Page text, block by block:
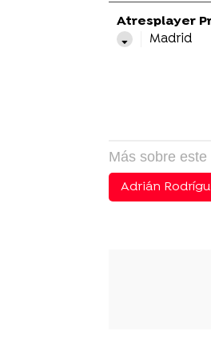
Atresplayer
Madrid
Más sobre este
Adrián